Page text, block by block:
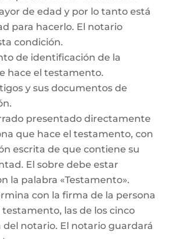
de edad y por lo tanto está
para hacerlo. El notario
condición.
de identificación de la
hace el testamento.
y sus documentos de
presentado directamente
que hace el testamento, con
escrita de que contiene su
El sobre debe estar
la palabra «Testamento».
con la firma de la persona
las de los cinco
del notario. El notario guardará